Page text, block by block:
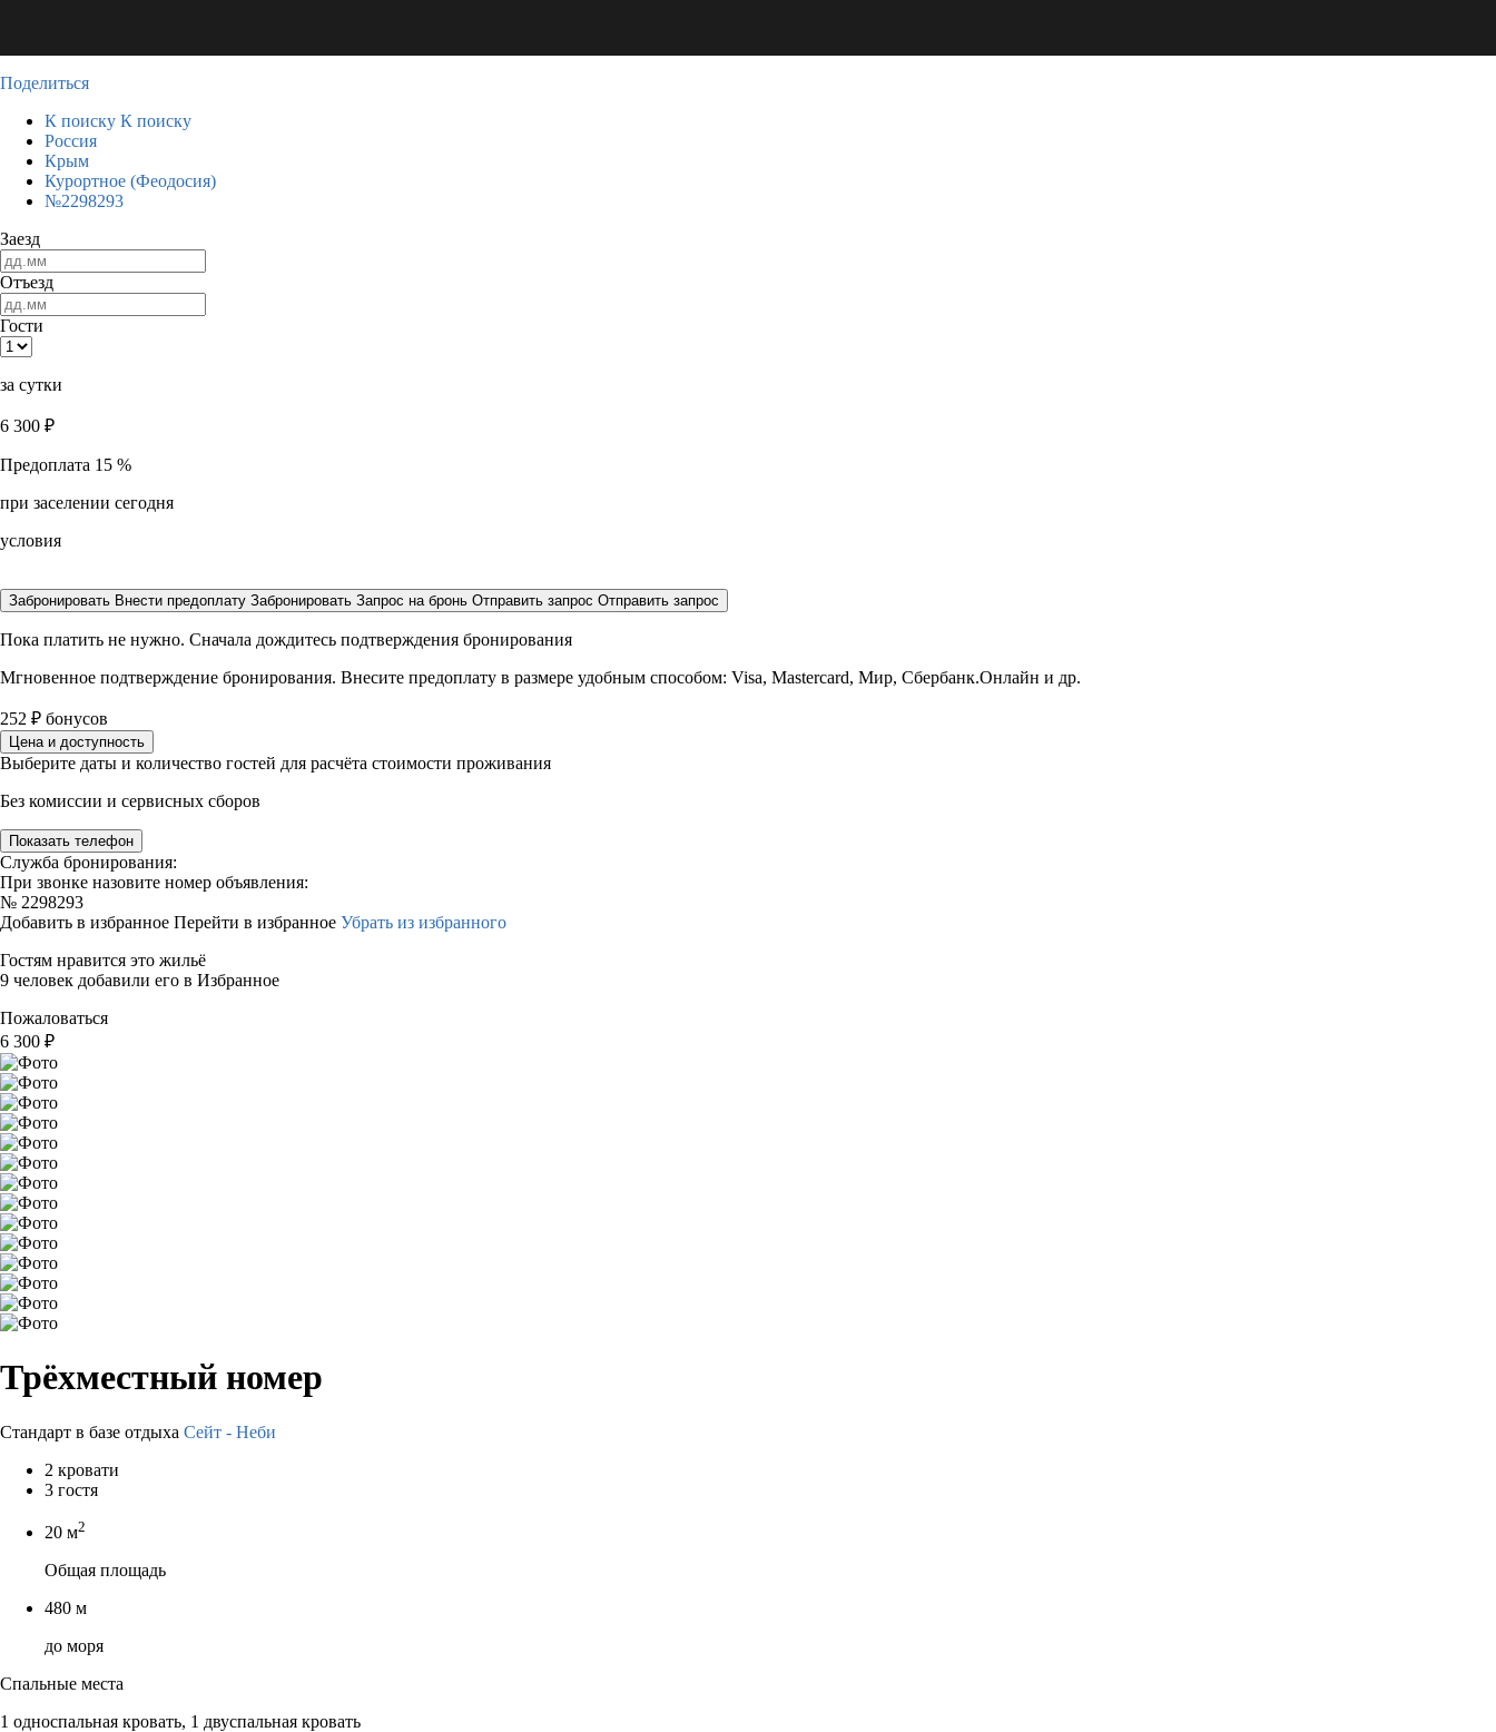
Поделиться
К поиску К поиску
Россия
Крым
Курортное (Феодосия)
№2298293
Заезд
Отъезд
Гости
за сутки
6 300 ₽
Предоплата 15 %
при заселении сегодня
условия
Забронировать Внести предоплату Забронировать Запрос на бронь Отправить запрос Отправить запрос
Пока платить не нужно. Сначала дождитесь подтверждения бронирования
Мгновенное подтверждение бронирования. Внесите предоплату в размере удобным способом: Visa, Mastercard, Мир, Сбербанк.Онлайн и др.
252 ₽ бонусов
Цена и доступность
Выберите даты и количество гостей для расчёта стоимости проживания
Без комиссии и сервисных сборов
Показать телефон
Служба бронирования:
При звонке назовите номер объявления:
№ 2298293
Добавить в избранное Перейти в избранное Убрать из избранного
Гостям нравится это жильё
9 человек добавили его в Избранное
Пожаловаться
6 300 ₽
Трёхместный номер
Стандарт в базе отдыха Сейт - Неби
2 кровати
3 гостя
20 м2
Общая площадь
480 м
до моря
Спальные места
1 односпальная кровать, 1 двуспальная кровать